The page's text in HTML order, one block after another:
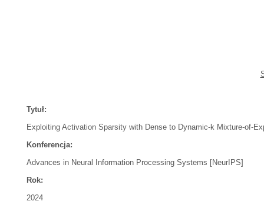
Tytuł:
Exploiting Activation Sparsity with Dense to Dynamic-k Mixture-of-
Konferencja:
Advances in Neural Information Processing Systems [NeurIPS]
Rok:
2024